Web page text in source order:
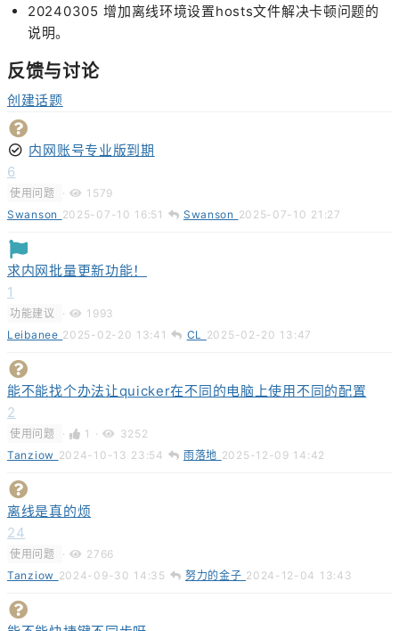
20240305 增加离线环境设置hosts文件解决卡顿问题的
说明。
反馈与讨论
创建话题
内网账号专业版到期
6
使用问题 ·
1579
Swanson 2025-07-10 16:51 Swanson 2025-07-10 21:27
求内网批量更新功能！
1
功能建议 ·
1993
Leibanee 2025-02-20 13:41 CL 2025-02-20 13:47
能不能找个办法让quicker在不同的电脑上使用不同的配置
2
使用问题 · 1 ·
3252
Tanziow 2024-10-13 23:54 雨落地 2025-12-09 14:42
离线是真的烦
24
使用问题 ·
2766
Tanziow 2024-09-30 14:35 努力的金子 2024-12-04 13:43